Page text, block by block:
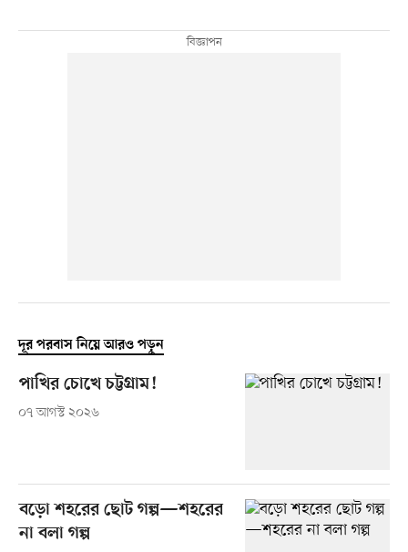
দূর পরবাস নিয়ে আরও পড়ুন
পাখির চোখে চট্টগ্রাম!
০৭ আগস্ট ২০২৬
বড়ো শহরের ছোট গল্প—শহরের
না বলা গল্প